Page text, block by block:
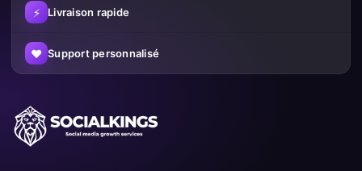
⚡ Livraison rapide
♥ Support personnalisé